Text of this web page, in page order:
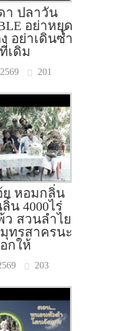
า ปลาวัน
อย่าหยุด
อย่าเดินซ้ำ
เดิม
201
ย หอมกลิ่น
น 4000ไร่
สวนลำไย
ทรสาครนะ
กให้
203